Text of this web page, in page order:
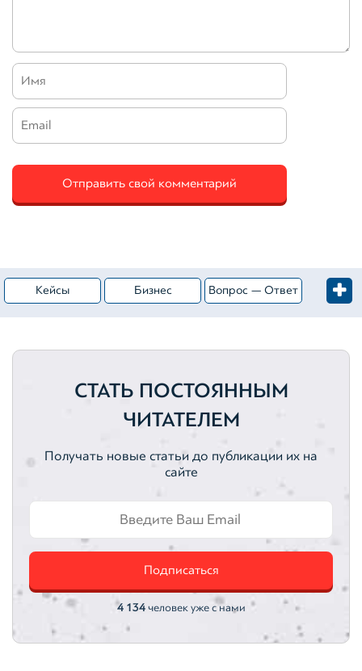
Кейсы Бизнес Вопрос — Ответ
Активы
Нематериальные активы Вебинары
Автотранспортные средства
Интеллектуальная собственность Оценка акций
СТАТЬ ПОСТОЯННЫМ
ЧИТАТЕЛЕМ
Получать новые статьи до публикации их на
сайте
Подписаться
4 134человек уже с нами